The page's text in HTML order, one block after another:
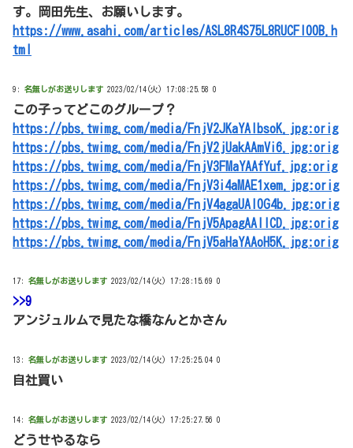
す。岡田先生、お願いします。
https://www.asahi.com/articles/ASL8R4S75L8RUCFI00B.h
tml
9: 名無しがお送りします 2023/02/14(火) 17:08:25.58 0
この子ってどこのグループ？
https://pbs.twimg.com/media/FnjV2JKaYAIbsoK.jpg:orig
https://pbs.twimg.com/media/FnjV2jUakAAmVi6.jpg:orig
https://pbs.twimg.com/media/FnjV3FMaYAAfYuf.jpg:orig
https://pbs.twimg.com/media/FnjV3i4aMAE1xem.jpg:orig
https://pbs.twimg.com/media/FnjV4agaUAI0G4b.jpg:orig
https://pbs.twimg.com/media/FnjV5ApagAAllCD.jpg:orig
https://pbs.twimg.com/media/FnjV5aHaYAAoH5K.jpg:orig
17: 名無しがお送りします 2023/02/14(火) 17:28:15.69 0
>>9
アンジュルムで見たな橋なんとかさん
13: 名無しがお送りします 2023/02/14(火) 17:25:25.04 0
自社買い
14: 名無しがお送りします 2023/02/14(火) 17:25:27.56 0
どうせやるなら